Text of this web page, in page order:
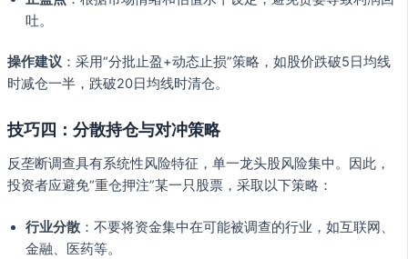
吐。
操作建议 ：采用“分批止盈+动态止损”策略，如股价跌破5日均线
时减仓一半，跌破20日均线时清仓。
技巧四：分散持仓与对冲策略
反垄断调查具有系统性风险特征，单一龙头股风险集中。因此，
投资者应避免“重仓押注”某一只股票，采取以下策略：
行业分散 ：不要将资金集中在可能被调查的行业，如互联网、
金融、医药等。